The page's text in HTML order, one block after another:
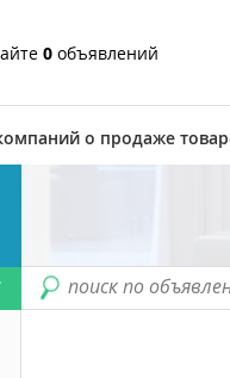
0 объявлений
о продаже
поиск по